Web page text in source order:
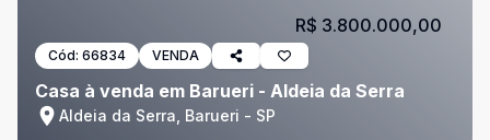
Cód: 66834 VENDA
Casa à venda em Barueri - Aldeia da Serra
Aldeia da Serra, Barueri - SP
R$ 3.800.000,00